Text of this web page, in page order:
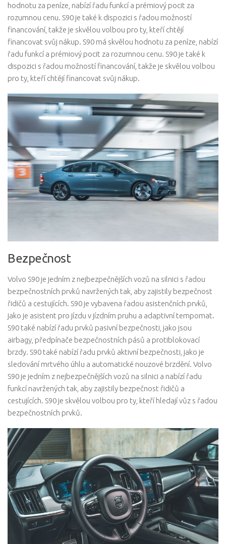
hodnotu za peníze, nabízí řadu funkcí a prémiový pocit za
rozumnou cenu. S90 je také k dispozici s řadou možností
financování, takže je skvělou volbou pro ty, kteří chtějí
financovat svůj nákup. S90 má skvělou hodnotu za peníze, nabízí
řadu funkcí a prémiový pocit za rozumnou cenu. S90 je také k
dispozici s řadou možností financování, takže je skvělou volbou
pro ty, kteří chtějí financovat svůj nákup.
Bezpečnost
Volvo S90 je jedním z nejbezpečnějších vozů na silnici s řadou
bezpečnostních prvků navržených tak, aby zajistily bezpečnost
řidičů a cestujících. S90 je vybavena řadou asistenčních prvků,
jako je asistent pro jízdu v jízdním pruhu a adaptivní tempomat.
S90 také nabízí řadu prvků pasivní bezpečnosti, jako jsou
airbagy, předpínače bezpečnostních pásů a protiblokovací
brzdy. S90 také nabízí řadu prvků aktivní bezpečnosti, jako je
sledování mrtvého úhlu a automatické nouzové brzdění. Volvo
S90 je jedním z nejbezpečnějších vozů na silnici a nabízí řadu
funkcí navržených tak, aby zajistily bezpečnost řidičů a
cestujících. S90 je skvělou volbou pro ty, kteří hledají vůz s řadou
bezpečnostních prvků.